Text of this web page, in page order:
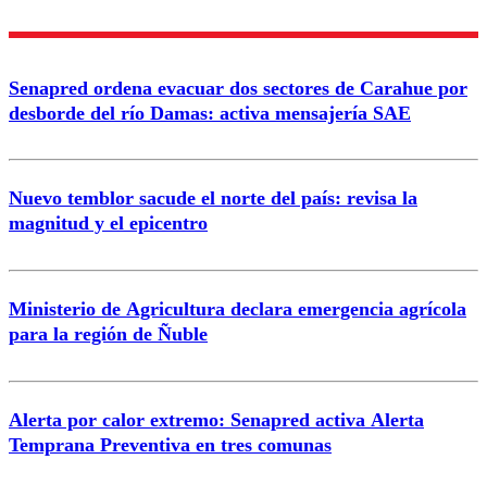
Enviar comentario
Senapred ordena evacuar dos sectores de Carahue por
desborde del río Damas: activa mensajería SAE
Nuevo temblor sacude el norte del país: revisa la
magnitud y el epicentro
Ministerio de Agricultura declara emergencia agrícola
para la región de Ñuble
Alerta por calor extremo: Senapred activa Alerta
Temprana Preventiva en tres comunas